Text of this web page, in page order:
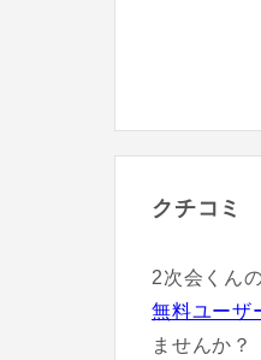
クチコミ
2次会くん
無料ユーザ
ませんか？